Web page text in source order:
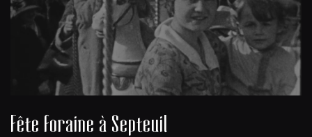
Fête foraine à Septeuil